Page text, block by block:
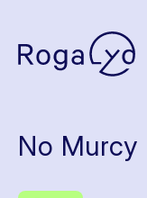
No Murcy